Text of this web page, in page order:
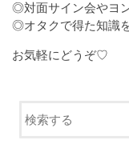
◎対面サイン会やヨ
◎オタクで得た知識
お気軽にどうぞ♡